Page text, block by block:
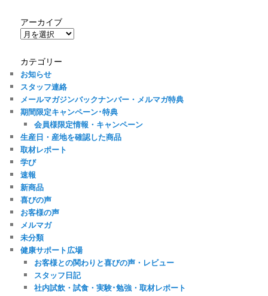
アーカイブ
ア
カ
イ
ブ
カテゴリー
お知らせ
スタッフ連絡
メールマガジンバックナンバー・メルマガ特典
期間限定キャンペーン･特典
会員様限定情報・キャンペーン
生産日・産地を確認した商品
取材レポート
学び
速報
新商品
喜びの声
お客様の声
メルマガ
未分類
健康サポート広場
お客様との関わりと喜びの声・レビュー
スタッフ日記
社内試飲・試食・実験･勉強・取材レポート